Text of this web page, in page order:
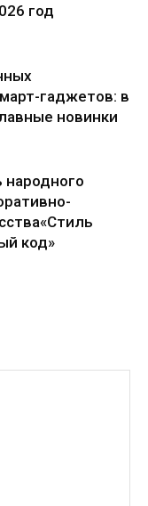
год
гаджетов: в
новинки
код»